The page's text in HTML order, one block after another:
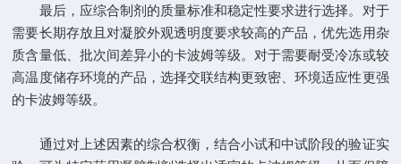
最后，应综合制剂的质量标准和稳定性要求进行选择。对于
需要长期存放且对凝胶外观透明度要求较高的产品，优先选用杂
质含量低、批次间差异小的卡波姆等级。对于需要耐受冷冻或较
高温度储存环境的产品，选择交联结构更致密、环境适应性更强
的卡波姆等级。
通过对上述因素的综合权衡，结合小试和中试阶段的验证实